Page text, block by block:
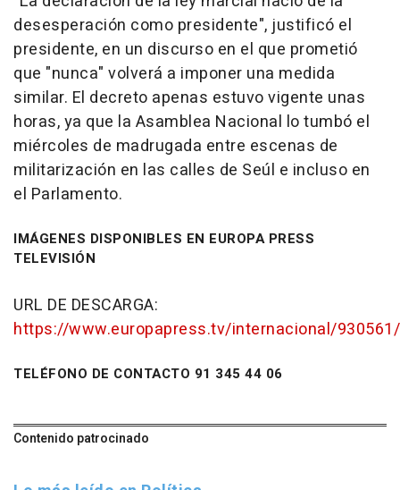
desesperación como presidente", justificó el
presidente, en un discurso en el que prometió
que "nunca" volverá a imponer una medida
similar. El decreto apenas estuvo vigente unas
horas, ya que la Asamblea Nacional lo tumbó el
miércoles de madrugada entre escenas de
militarización en las calles de Seúl e incluso en
el Parlamento.
IMÁGENES DISPONIBLES EN EUROPA PRESS
TELEVISIÓN
URL DE DESCARGA:
https://www.europapress.tv/internacional/
TELÉFONO DE CONTACTO 91 345 44 06
Contenido patrocinado